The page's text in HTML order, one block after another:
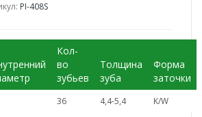
PI-408S
Кол-
во
зубьев
Толщина
зуба
Форма
заточки
36 4,4-5,4 K/W